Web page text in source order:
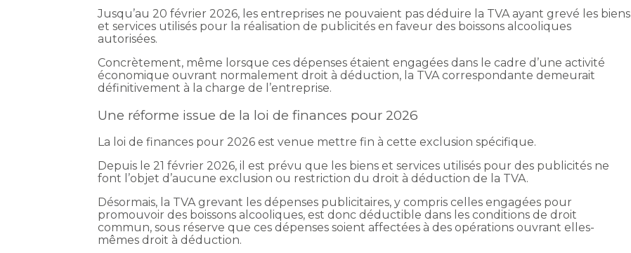
Jusqu’au 20 février 2026, les entreprises ne pouvaient pas déduire la TVA ayant grevé les biens
et services utilisés pour la réalisation de publicités en faveur des boissons alcooliques
autorisées.
Concrètement, même lorsque ces dépenses étaient engagées dans le cadre d’une activité
économique ouvrant normalement droit à déduction, la TVA correspondante demeurait
définitivement à la charge de l’entreprise.
Une réforme issue de la loi de finances pour 2026
La loi de finances pour 2026 est venue mettre fin à cette exclusion spécifique.
Depuis le 21 février 2026, il est prévu que les biens et services utilisés pour des publicités ne
font l’objet d’aucune exclusion ou restriction du droit à déduction de la TVA.
Désormais, la TVA grevant les dépenses publicitaires, y compris celles engagées pour
promouvoir des boissons alcooliques, est donc déductible dans les conditions de droit
commun, sous réserve que ces dépenses soient affectées à des opérations ouvrant elles-
mêmes droit à déduction.